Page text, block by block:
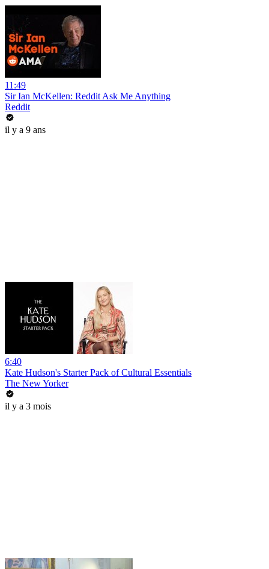
11:49
Sir Ian McKellen: Reddit Ask Me Anything
Reddit
il y a 9 ans
6:40
Kate Hudson's Starter Pack of Cultural Essentials
The New Yorker
il y a 3 mois